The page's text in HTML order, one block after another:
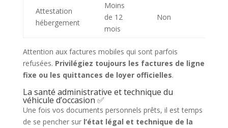
Attestation
hébergement
Moins
de 12
mois
Non
Attention aux factures mobiles qui sont parfois
refusées. Privilégiez toujours les factures de ligne
fixe ou les quittances de loyer officielles.
La santé administrative et technique du
véhicule d’occasion ✅
Une fois vos documents personnels prêts, il est temps
de se pencher sur l’état légal et technique de la